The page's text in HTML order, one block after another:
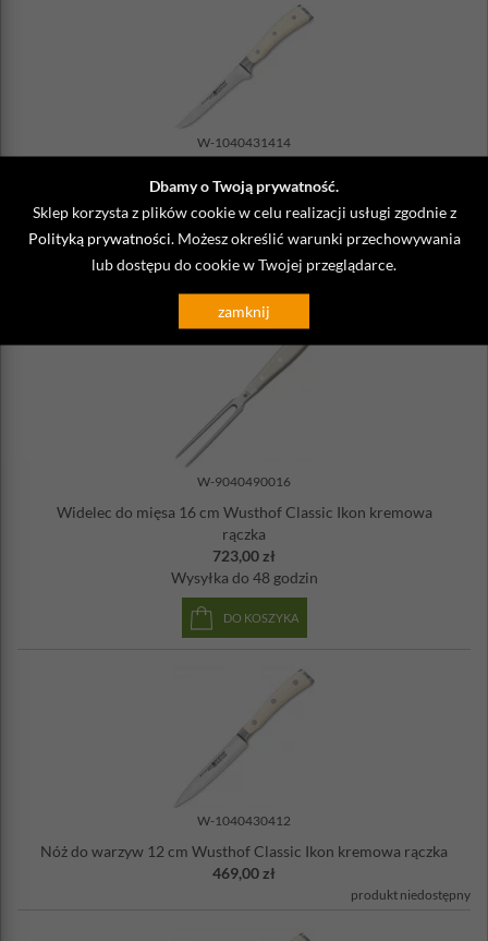
Dbamy o Twoją prywatność.
Sklep korzysta z plików cookie w celu realizacji usługi zgodnie z
Polityką prywatności . Możesz określić warunki przechowywania
lub dostępu do cookie w Twojej przeglądarce.
zamknij
W-1040431414
kremowa rączka
519,00 zł
Wysyłkado 48 godzin
W-9040490016
Widelec do mięsa 16 cm Wusthof Classic Ikon kremowa
rączka
723,00 zł
Wysyłka do 48 godzin
DO KOSZYKA
W-1040430412
Nóż do warzyw 12 cm Wusthof Classic Ikon kremowa rączka
469,00 zł
produkt niedostępny